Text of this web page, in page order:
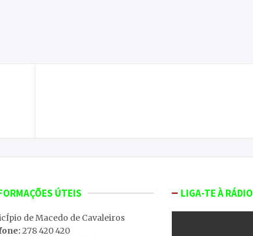
ÚTEIS
de Macedo de Cavaleiros
278 420 420
LIGA-TE À RÁDIO